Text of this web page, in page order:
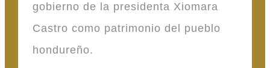
gobierno de la presidenta Xiomara
Castro como patrimonio del pueblo
hondureño.